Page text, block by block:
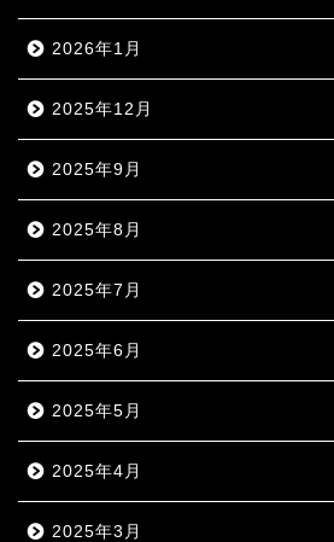
2026年1月
2025年12月
2025年9月
2025年8月
2025年7月
2025年6月
2025年5月
2025年4月
2025年3月